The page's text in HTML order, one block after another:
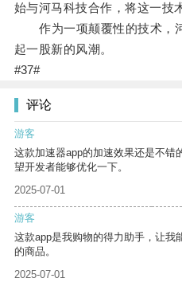
始与河马科技合作，将这一技
作为一项颠覆性的技术，
起一股新的风潮。
#37#
评论
游客
这款加速器app的加速效果还是不错
望开发者能够优化一下。
2025-07-01
游客
这款app是我购物的得力助手，让我
的商品。
2025-07-01